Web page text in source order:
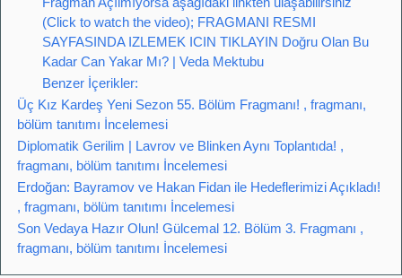
(Click to watch the video); FRAGMANI RESMI
SAYFASINDA IZLEMEK ICIN TIKLAYIN Doğru Olan Bu
Kadar Can Yakar Mı? | Veda Mektubu
Benzer İçerikler:
Üç Kız Kardeş Yeni Sezon 55. Bölüm Fragmanı! , fragmanı,
bölüm tanıtımı İncelemesi
Diplomatik Gerilim | Lavrov ve Blinken Aynı Toplantıda! ,
fragmanı, bölüm tanıtımı İncelemesi
Erdoğan: Bayramov ve Hakan Fidan ile Hedeflerimizi Açıkladı!
, fragmanı, bölüm tanıtımı İncelemesi
Son Vedaya Hazır Olun! Gülcemal 12. Bölüm 3. Fragmanı ,
fragmanı, bölüm tanıtımı İncelemesi